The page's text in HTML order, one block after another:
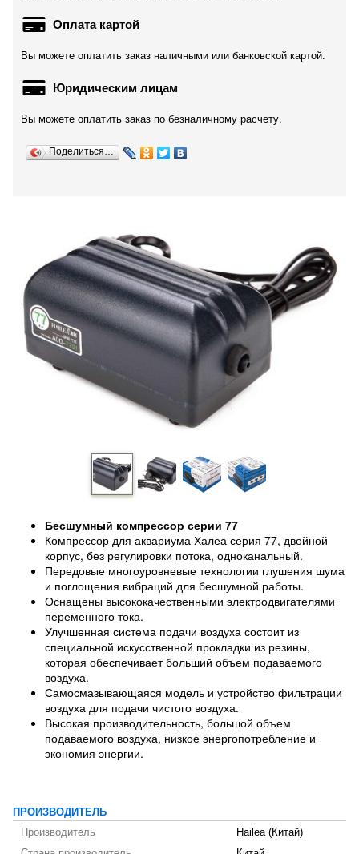
Оплата картой
Вы можете оплатить заказ наличными или банковской картой.
Юридическим лицам
Вы можете оплатить заказ по безналичному расчету.
Поделиться…
Бесшумный компрессор серии 77
Компрессор для аквариума Халеа серия 77, двойной
корпус, без регулировки потока, одноканальный.
Передовые многоуровневые технологии глушения шума
и поглощения вибраций для бесшумной работы.
Оснащены высококачественными электродвигателями
переменного тока.
Улучшенная система подачи воздуха состоит из
специальной искусственной прокладки из резины,
которая обеспечивает больший объем подаваемого
воздуха.
Самосмазывающаяся модель и устройство фильтрации
воздуха для подачи чистого воздуха.
Высокая производительность, большой объем
подаваемого воздуха, низкое энергопотребление и
экономия энергии.
ПРОИЗВОДИТЕЛЬ
Производитель
Hailea (Китай)